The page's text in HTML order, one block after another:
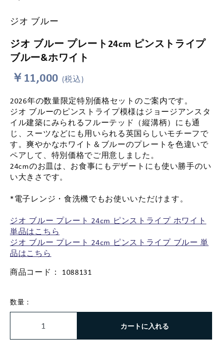
ジオ ブルー
ジオ ブルー プレート24cm ピンストライプ
ブルー&ホワイト
￥11,000 (税込)
2026年の数量限定特別価格セットのご案内です。
ジオ ブルーのピンストライプ模様はジョージアンスタ
イル建築にみられるフルーテッド（縦溝柄）にも通
じ、スーツなどにも用いられる英国らしいモチーフで
す。爽やかなホワイト＆ブルーのプレートを色違いで
ペアして、特別価格でご用意しました。
24cmのお皿は、お食事にもデザートにも使い勝手のい
い大きさです。
*電子レンジ・食洗機でもお使いいただけます。
ジオ ブルー プレート 24cm ピンストライプ ホワイト
単品はこちら
ジオ ブルー プレート 24cm ピンストライプ ブルー 単
品はこちら
商品コード： 1088131
数量：
カートに入れる